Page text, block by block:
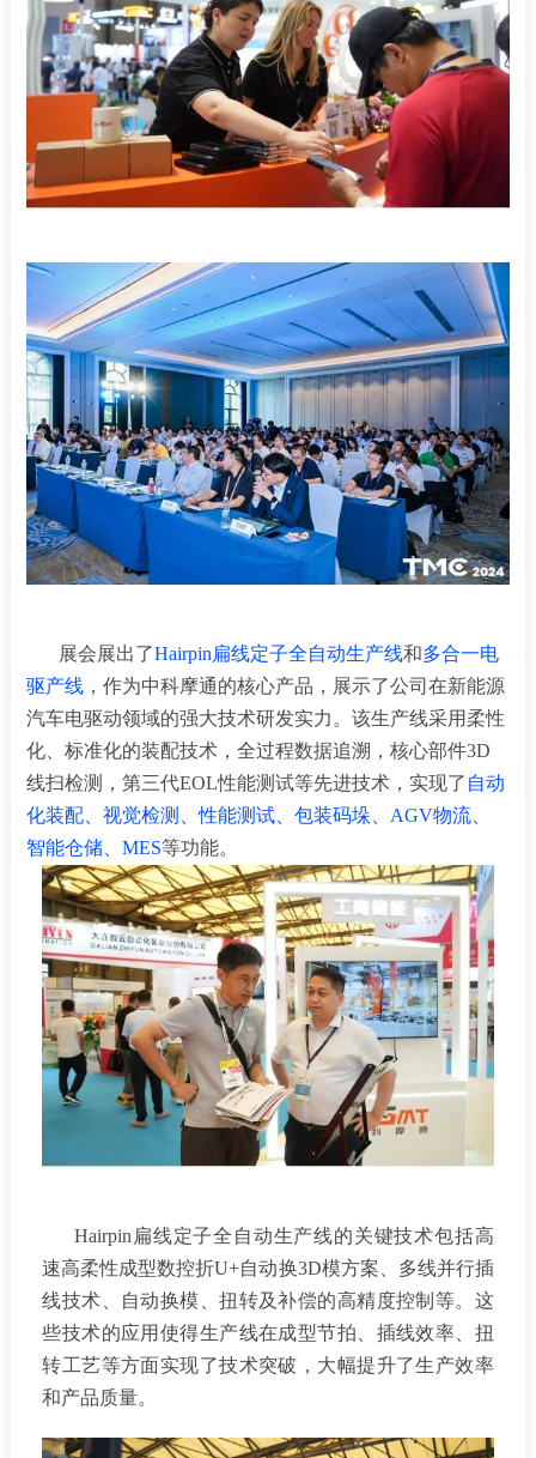
展会展出了Hairpin扁线定子全自动生产线和多合一电
驱产线 ，作为中科摩通的核心产品，展示了公司在新能源
汽车电驱动领域的强大技术研发实力。该生产线采用柔性
化、标准化的装配技术，全过程数据追溯，核心部件3D
线扫检测，第三代EOL性能测试等先进技术，实现了 自动
化装配、视觉检测、性能测试、包装码垛、AGV物流、
智能仓储、MES等功能。
Hairpin扁线定子全自动生产线的关键技术包括高
速高柔性成型数控折U+自动换3D模方案、多线并行插
线技术、自动换模、扭转及补偿的高精度控制等。这
些技术的应用使得生产线在成型节拍、插线效率、扭
转工艺等方面实现了技术突破，大幅提升了生产效率
和产品质量。